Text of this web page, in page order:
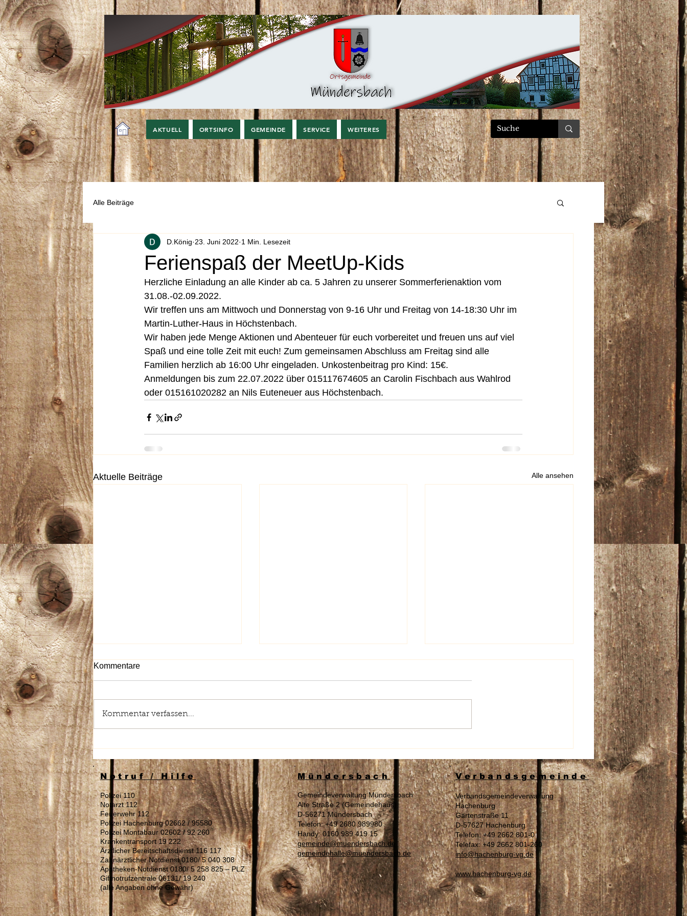
AKTUELL ORTSINFO GEMEINDE SERVICE WEITERES
Alle Beiträge
Ferienspaß der MeetUp-Kids
D.König 23. Juni 2022 1 Min. Lesezeit
Herzliche Einladung an alle Kinder ab ca. 5 Jahren zu unserer Sommerferienaktion vom
31.08.-02.09.2022.
Wir treffen uns am Mittwoch und Donnerstag von 9-16 Uhr und Freitag von 14-18:30 Uhr im
Martin-Luther-Haus in Höchstenbach.
Wir haben jede Menge Aktionen und Abenteuer für euch vorbereitet und freuen uns auf viel
Spaß und eine tolle Zeit mit euch! Zum gemeinsamen Abschluss am Freitag sind alle
Familien herzlich ab 16:00 Uhr eingeladen. Unkostenbeitrag pro Kind: 15€.
Anmeldungen bis zum 22.07.2022 über 015117674605 an Carolin Fischbach aus Wahlrod
oder 015161020282 an Nils Euteneuer aus Höchstenbach.
Aktuelle Beiträge Alle ansehen
gesucht
Westerwaldkreises
Tagespflege
Kommentare
Kommentar verfassen...
Notruf / Hilfe
Polizei 110
Notarzt 112
Feuerwehr 112
Polizei Hachenburg 02662 / 95580
Polizei Montabaur 02602 / 92 260
Krankentransport 19 222
Ärztlicher Bereitschaftsdienst 116 117
Zahnärztlicher Notdienst 0180/ 5 040 308
Apotheken-Notdienst 0180/ 5 258 825 – PLZ
Giftnotrufzentrale 06131/ 19 240
(alle Angaben ohne Gewähr)
Mündersbach
Gemeindeverwaltung Mündersbach
Alte Straße 2 (Gemeindehaus)
D-56271 Mündersbach
Telefon: +49 2680 989980
Handy: 0160 989 419 15
gemeinde@muendersbach.de
gemeindehalle@muendersbach.de
Verbandsgemeinde
Verbandsgemeindeverwaltung
Hachenburg
Gartenstraße 11
D-57627 Hachenburg
Telefon: +49 2662 801-0
Telefax: +49 2662 801-260
info@hachenburg-vg.de
www.hachenburg-vg.de